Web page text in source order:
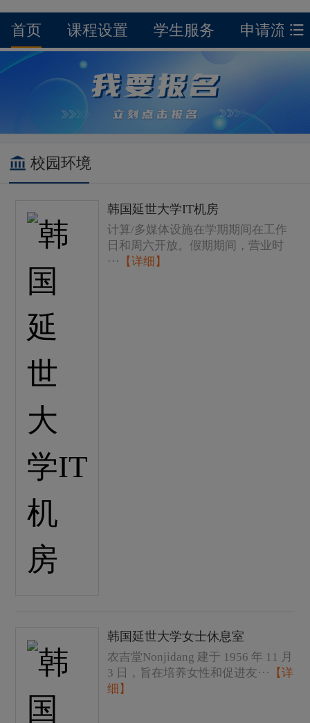
首页 课程设置 学生服务 申请流程
校园环境
韩国延世大学IT机房
计算/多媒体设施在学期期间在工作
日和周六开放。假期期间，营业时
···
【详细】
韩国延世大学女士休息室
农吉堂Nonjidang 建于 1956 年 11 月
3 日，旨在培养女性和促进友···
【详
细】